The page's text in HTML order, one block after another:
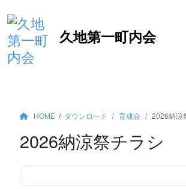
コ
ン
テ
ン
久地第一町内会
HOME / ダウンロード 育成会 2026納涼
2026納涼祭チラシ